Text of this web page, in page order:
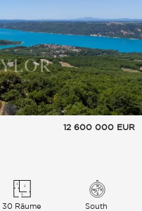
12 600 000 EUR
30 Räume South